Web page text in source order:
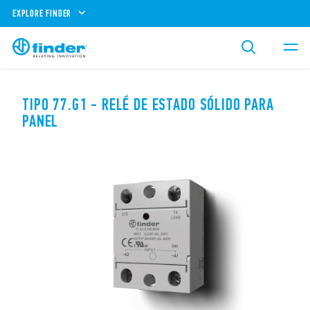
EXPLORE FINDER
TIPO 77.G1 - RELÉ DE ESTADO SÓLIDO PARA
PANEL